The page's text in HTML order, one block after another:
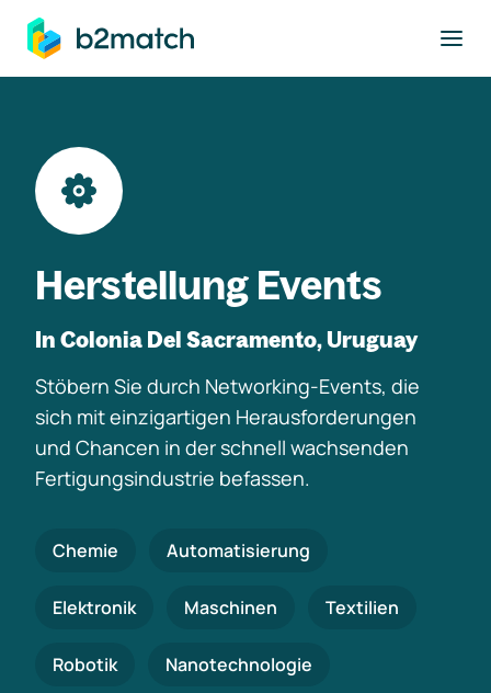
springen
Herstellung Events
In Colonia Del Sacramento, Uruguay
Stöbern Sie durch Networking-Events, die
sich mit einzigartigen Herausforderungen
und Chancen in der schnell wachsenden
Fertigungsindustrie befassen.
Chemie Automatisierung
Elektronik Maschinen Textilien
Robotik Nanotechnologie